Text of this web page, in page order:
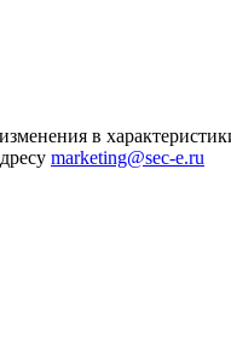
в
marketing@sec-e.ru